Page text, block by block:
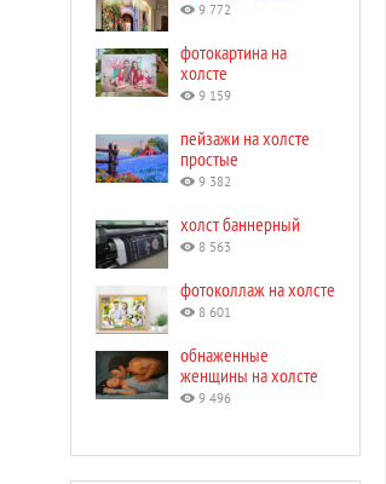
9 772
фотокартина на
холсте
9 159
пейзажи на холсте
простые
9 382
холст баннерный
8 563
фотоколлаж на холсте
8 601
обнаженные
женщины на холсте
9 496